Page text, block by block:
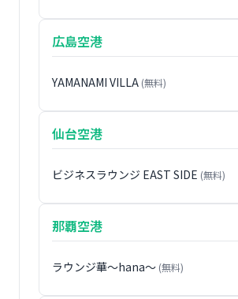
広島空港
YAMANAMI VILLA (無料)
仙台空港
ビジネスラウンジ EAST SIDE (無料)
那覇空港
ラウンジ華〜hana〜 (無料)